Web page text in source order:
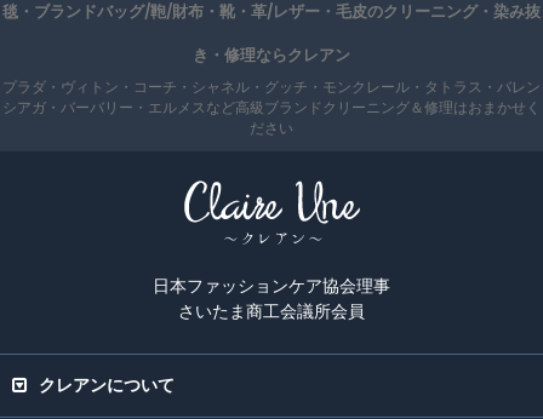
毯・ブランドバッグ/鞄/財布・靴・革/レザー・毛皮のクリーニング・染み抜
き・修理ならクレアン
プラダ・ヴィトン・コーチ・シャネル・グッチ・モンクレール・タトラス・バレン
シアガ・バーバリー・エルメスなど高級ブランドクリーニング＆修理はおまかせく
ださい
日本ファッションケア協会理事
さいたま商工会議所会員
クレアンについて